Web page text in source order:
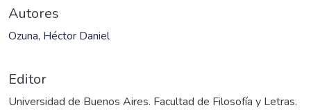
Autores
Ozuna, Héctor Daniel
Editor
Universidad de Buenos Aires. Facultad de Filosofía y Letras.